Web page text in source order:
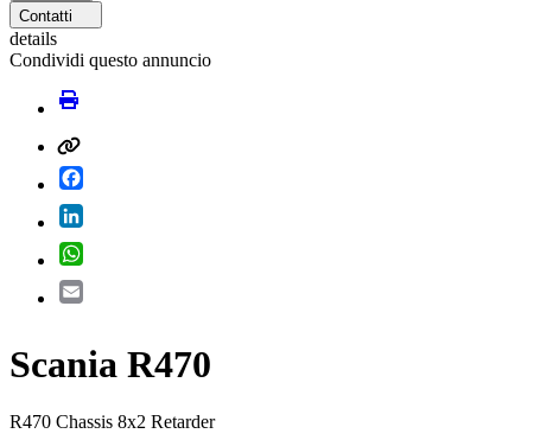
Contatti
details
Condividi questo annuncio
Scania R470
R470 Chassis 8x2 Retarder